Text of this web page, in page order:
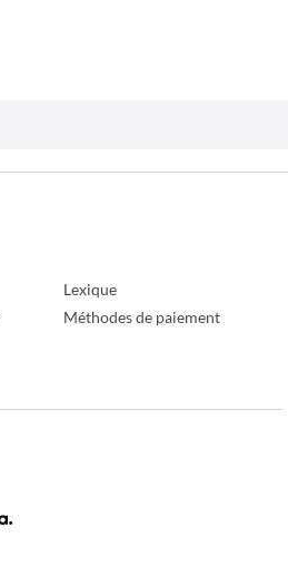
Lexique
Méthodes de paiement